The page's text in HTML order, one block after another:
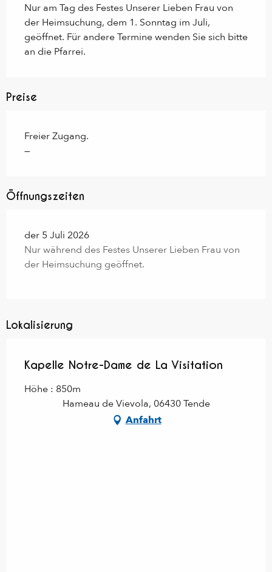
Nur am Tag des Festes Unserer Lieben Frau von
der Heimsuchung, dem 1. Sonntag im Juli,
geöffnet. Für andere Termine wenden Sie sich bitte
an die Pfarrei.
Preise
Freier Zugang.
—
Öffnungszeiten
der 5 Juli 2026
Nur während des Festes Unserer Lieben Frau von
der Heimsuchung geöffnet.
Lokalisierung
Kapelle Notre-Dame de La Visitation
Höhe : 850m
Hameau de Vievola, 06430 Tende
Anfahrt